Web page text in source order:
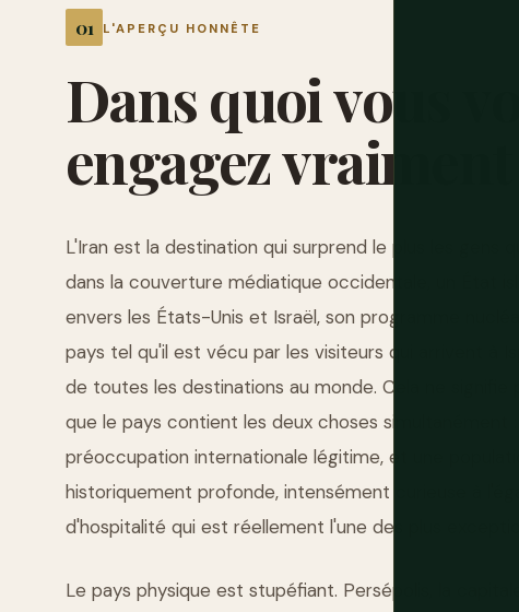
L'APERÇU HONNÊTE
Dansquoivous
engagezvraiment
L'Iran est la destination qui surprend le plus les
dans la couverture médiatique occidentale, un État
envers les États-Unis et Israël, son programme
pays tel qu'il est vécu par les visiteurs qui arrivent à
de toutes les destinations au monde. Cela ne
que le pays contient les deux choses
préoccupation internationale légitime, et une
historiquement profonde, intensément curieuse à
d'hospitalité qui est réellement l'une des plus
Le pays physique est stupéfiant. Persépolis, la